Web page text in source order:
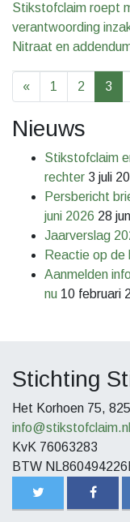
Stikstofclaim roept
verantwoording
Nitraat en
« 1 2 3
Nieuws
Stikstofclaim
rechter 3 juli
Persbericht
juni 2026 28
Jaarverslag
Reactie op de
Aanmelden
nu 10 februari
Stichting
Het Korhoen 75,
info@stikstofclaim.nl
KvK 76063283
BTW